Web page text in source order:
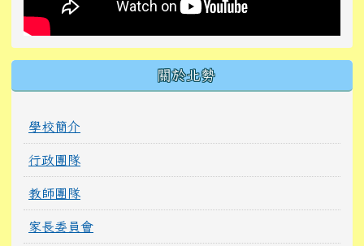
關於北勢
學校簡介
行政團隊
教師團隊
家長委員會